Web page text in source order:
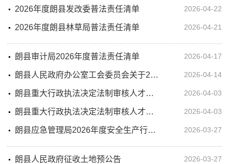
2026年度朗县发改委普法责任清单 2026-04-22
2026年度朗县林草局普法责任清单 2026-04-21
朗县审计局2026年度普法责任清单 2026-04-17
朗县人民政府办公室工会委员会关于2026年度干部职工(会员）商超提货券发放工作的公告 2026-04-14
朗县重大行政执法决定法制审核人才库名单 2026-04-03
朗县重大行政执法决定法制审核人才库管理办法 2026-04-03
朗县应急管理局2026年度安全生产行政执法监督检查计划 2026-03-27
朗县人民政府征收土地预公告 2026-03-27